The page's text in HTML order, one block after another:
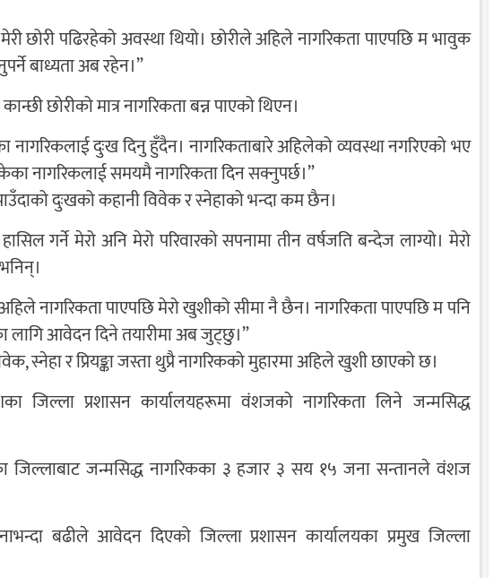
छोरी पढिरहेको अवस्था थियो। छोरीले अहिले नागरिकता पाएपछि म भावुक
बाध्यता अब रहेन।”
छोरीको मात्र नागरिकता बन्न पाएको थिएन।
दुःख दिनु हुँदैन। नागरिकताबारे अहिलेको व्यवस्था नगरिएको भए
नागरिकलाई समयमै नागरिकता दिन सक्नुपर्छ।”
दुःखको कहानी विवेक र स्नेहाको भन्दा कम छैन।
गर्ने मेरो अनि मेरो परिवारको सपनामा तीन वर्षजति बन्देज लाग्यो। मेरो
नागरिकता पाएपछि मेरो खुशीको सीमा नै छैन। नागरिकता पाएपछि म पनि
लागि आवेदन दिने तयारीमा अब जुट्छु।”
स्नेहा र प्रियङ्का जस्ता थुप्रै नागरिकको मुहारमा अहिले खुशी छाएको छ।
जिल्ला प्रशासन कार्यालयहरूमा वंशजको नागरिकता लिने जन्मसिद्ध
जिल्लाबाट जन्मसिद्ध नागरिकका ३ हजार ३ सय १५ जना सन्तानले वंशज
बढीले आवेदन दिएको जिल्ला प्रशासन कार्यालयका प्रमुख जिल्ला